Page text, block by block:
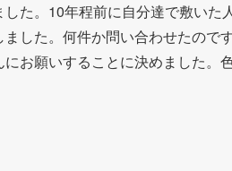
た。10年程前に自分達で敷いた
した。何件か問い合わせたので
お願いすることに決めました。